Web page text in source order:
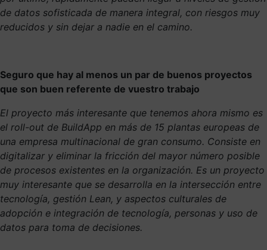
de datos sofisticada de manera integral, con riesgos muy
reducidos y sin dejar a nadie en el camino.
Seguro que hay al menos un par de buenos proyectos
que son buen referente de vuestro trabajo
El proyecto más interesante que tenemos ahora mismo es
el roll-out de BuildApp en más de 15 plantas europeas de
una empresa multinacional de gran consumo. Consiste en
digitalizar y eliminar la fricción del mayor número posible
de procesos existentes en la organización. Es un proyecto
muy interesante que se desarrolla en la intersección entre
tecnología, gestión Lean, y aspectos culturales de
adopción e integración de tecnología, personas y uso de
datos para toma de decisiones.